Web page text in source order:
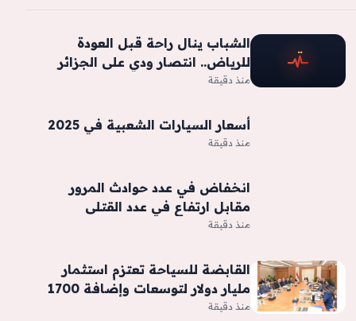
الشباب ينال راحة قبل العودة
للرياض.. انتصار ودي على الجزائر
منذ دقيقة
أسعار السيارات الشعبية في 2025
منذ دقيقة
انخفاض في عدد حوادث المرور
مقابل ارتفاع في عدد القتلى
منذ دقيقة
القابضة للسياحة تعتزم استثمار
مليار دولار لتوسعات وإضافة 1700
غرفة فندقية جديدة -جريدة المال
منذ دقيقة